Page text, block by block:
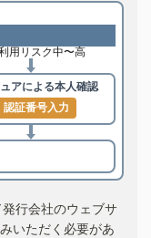
用リスク中〜高
アによる本人確認
認証番号入力
行会社のウェブサ
いただく必要があ